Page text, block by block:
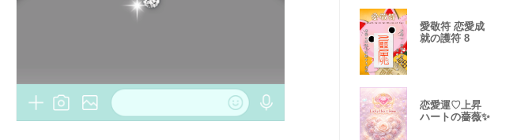
愛敬符 恋愛成
就の護符 8
恋愛運♡上昇
ハートの薔薇✨